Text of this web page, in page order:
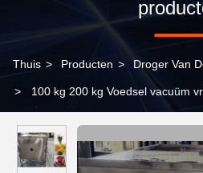
Thuis > Producten > Droger Van
> 100 kg 200 kg Voedsel vacuüm